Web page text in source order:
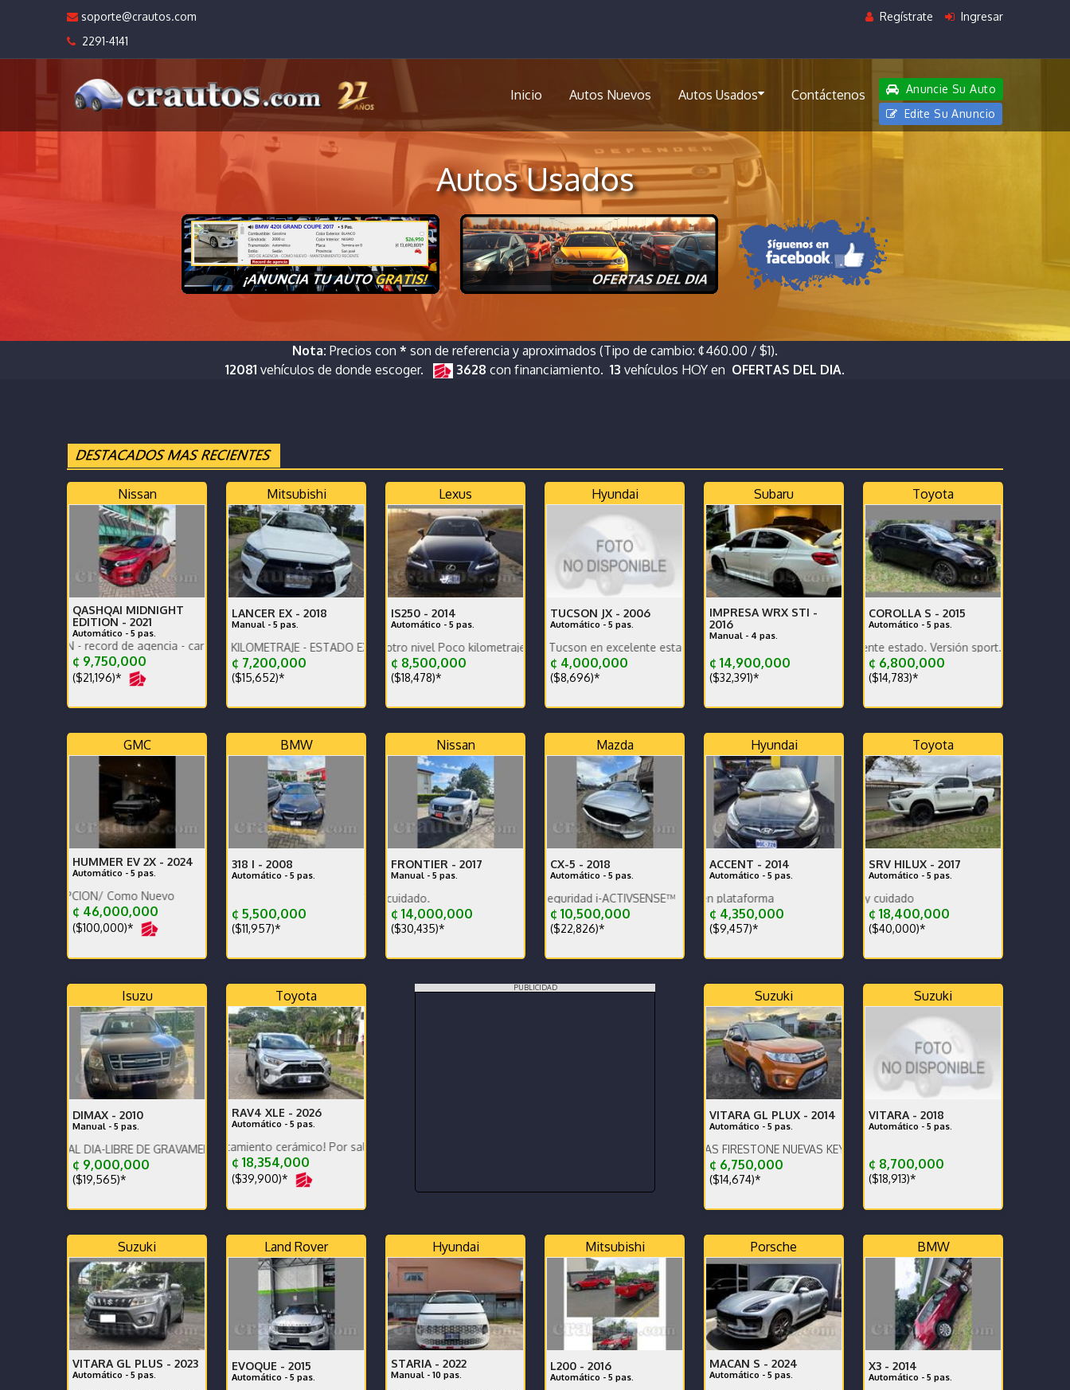
soporte@crautos.com
2291-4141
Regístrate Ingresar
Inicio Autos Nuevos Autos Usados Contáctenos
Anuncie Su Auto
Edite Su Anuncio
Autos Usados
Nota: Precios con * son de referencia y aproximados (Tipo de cambio: ¢460.00 / $1).
12081 vehículos de donde escoger. 3628 con financiamiento. 13 vehículos HOY en OFERTAS DEL DIA.
Nissan
QASHQAI MIDNIGHT
EDITION - 2021
Automático - 5 pas.
- record de agencia - car play - poco km un solo dueño
¢ 9,750,000
($21,196)*
Mitsubishi
LANCER EX - 2018
Manual - 5 pas.
CAR PLAY - POCO KILOMETRAJE - ESTADO EXCELENTE -
¢ 7,200,000
($15,652)*
Lexus
IS250 - 2014
Automático - 5 pas.
Calidad Toyota a otro nivel Poco kilometraje Dekra limpio Full extras Muy bien cuidado Economic
¢ 8,500,000
($18,478)*
Hyundai
TUCSON JX - 2006
Automático - 5 pas.
Se vende Hyundai Tucson en excelente estado general. Buena Pintura Caja en perfecto estado
¢ 4,000,000
($8,696)*
Subaru
IMPRESA WRX STI -
2016
Manual - 4 pas.
¢ 14,900,000
($32,391)*
Toyota
COROLLA S - 2015
Automático - 5 pas.
Vehículo en excelente estado. Versión sport. Caja sétima
¢ 6,800,000
($14,783)*
GMC
HUMMER EV 2X - 2024
Automático - 5 pas.
Como Nuevo
¢ 46,000,000
($100,000)*
BMW
318 I - 2008
Automático - 5 pas.
TIPO DEPORTIVO
¢ 5,500,000
($11,957)*
Nissan
FRONTIER - 2017
Manual - 5 pas.
Unico dueño muy cuidado.
¢ 14,000,000
($30,435)*
Mazda
CX-5 - 2018
Automático - 5 pas.
Equipamiento de seguridad i-ACTIVSENSE™
¢ 10,500,000
($22,826)*
Hyundai
ACCENT - 2014
Automático - 5 pas.
Nunca trabajado en plataforma
¢ 4,350,000
($9,457)*
Toyota
SRV HILUX - 2017
Automático - 5 pas.
¢ 18,400,000
($40,000)*
Isuzu
DIMAX - 2010
Manual - 5 pas.
AL DIA-LIBRE DE GRAVAMENES-LLANTAS EN BUEN ESTADO-LISTO PARA TRASPASO
¢ 9,000,000
($19,565)*
Toyota
RAV4 XLE - 2026
Automático - 5 pas.
Como Nuevo! Tratamiento cerámico! Por salida del país no se necesita!Garantía! Mant.Incluido!
¢ 18,354,000
($39,900)*
PUBLICIDAD
Suzuki
VITARA GL PLUX - 2014
Automático - 5 pas.
BICOLOR LLANTAS FIRESTONE NUEVAS KEYLESS ENCEDIDO DE BOTON MUY ECONOMICO Y
¢ 6,750,000
($14,674)*
Suzuki
VITARA - 2018
Automático - 5 pas.
¢ 8,700,000
($18,913)*
Suzuki
VITARA GL PLUS - 2023
Automático - 5 pas.
Land Rover
EVOQUE - 2015
Automático - 5 pas.
Hyundai
STARIA - 2022
Manual - 10 pas.
Mitsubishi
L200 - 2016
Automático - 5 pas.
Porsche
MACAN S - 2024
Automático - 5 pas.
BMW
X3 - 2014
Automático - 5 pas.